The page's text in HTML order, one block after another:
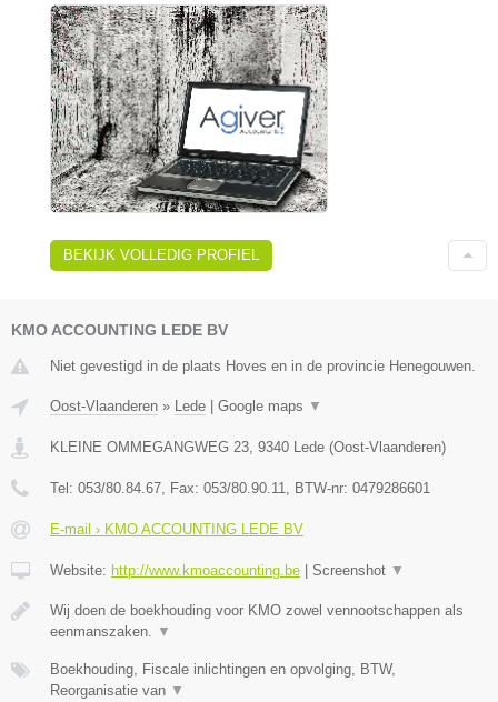
BEKIJK VOLLEDIG PROFIEL
KMO ACCOUNTING LEDE BV
Niet gevestigd in de plaats Hoves en in de provincie Henegouwen.
Oost-Vlaanderen » Lede | Google maps ▼
KLEINE OMMEGANGWEG 23 9340 Lede (Oost-Vlaanderen)
Tel: 053/80.84.67 , Fax: 053/80.90.11 , BTW-nr: 0479286601
E-mail › KMO ACCOUNTING LEDE BV
Website: http://www.kmoaccounting.be | Screenshot ▼
Wij doen de boekhouding voor KMO zowel vennootschappen als
eenmanszaken.
▼
Boekhouding, Fiscale inlichtingen en opvolging, BTW,
Reorganisatie van ▼